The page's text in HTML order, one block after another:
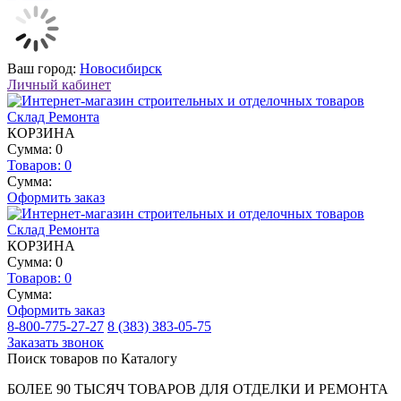
Ваш город: Новосибирск
Личный кабинет
КОРЗИНА
Сумма: 0
Товаров: 0
Сумма:
Оформить заказ
КОРЗИНА
Сумма: 0
Товаров: 0
Сумма:
Оформить заказ
8-800-775-27-27 8 (383) 383-05-75
Заказать звонок
Поиск товаров по Каталогу
БОЛЕЕ 90 ТЫСЯЧ ТОВАРОВ ДЛЯ ОТДЕЛКИ И РЕМОНТА